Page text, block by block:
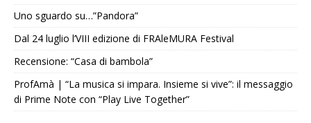
Uno sguardo su…”Pandora”
Dal 24 luglio l’VIII edizione di FRAleMURA Festival
Recensione: “Casa di bambola”
ProfAmà | “La musica si impara. Insieme si vive”: il messaggio
di Prime Note con “Play Live Together”